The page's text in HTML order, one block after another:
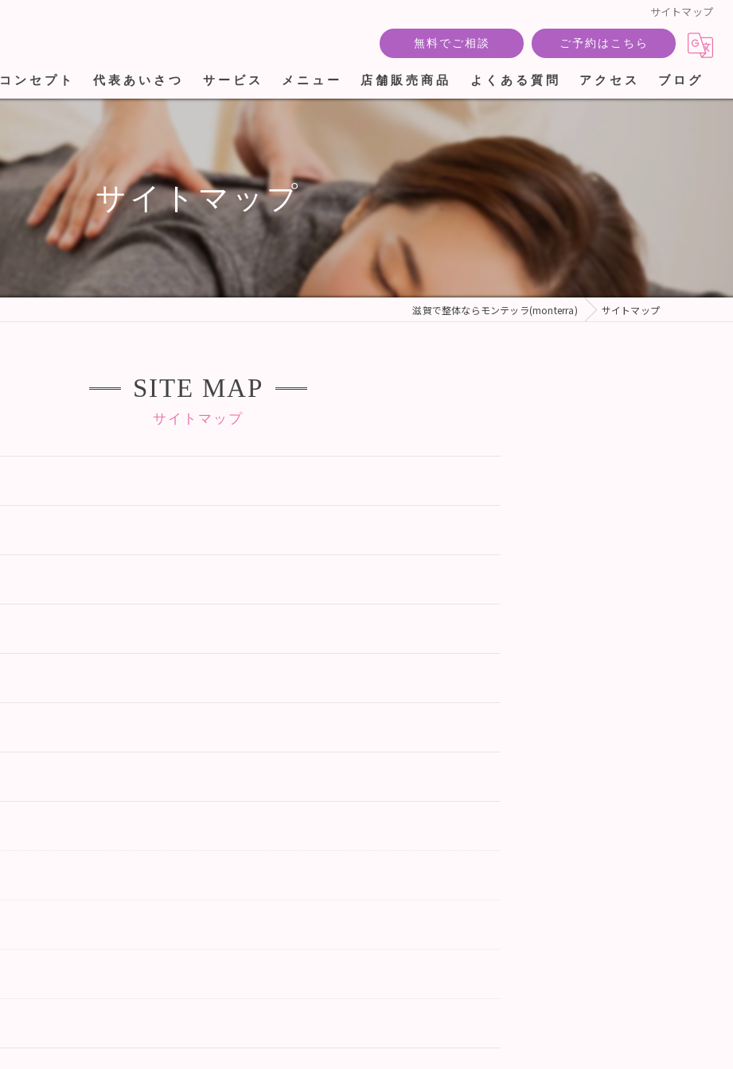
サイトマップ
無料でご相談 ご予約はこちら
コンセプト 代表あいさつ サービス メニュー 店舗販売商品 よくある質問 アクセス ブログ
サイトマップ
滋賀で整体ならモンテッラ(monterra) サイトマップ
サイトマップ
SITE MAP